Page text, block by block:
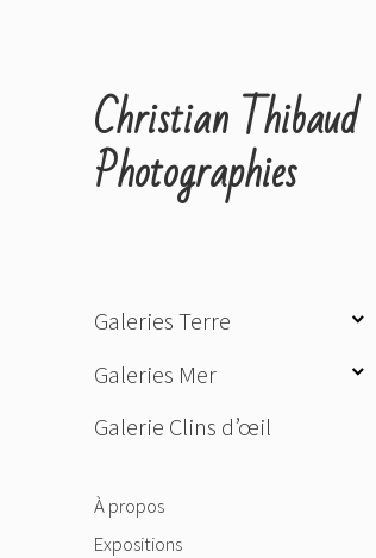
Christian Thibaud
Photographies
Galeries Terre
ouvrir
sous-
Galeries Mer
ouvrir
Galerie Clins d’œil
À propos
Expositions